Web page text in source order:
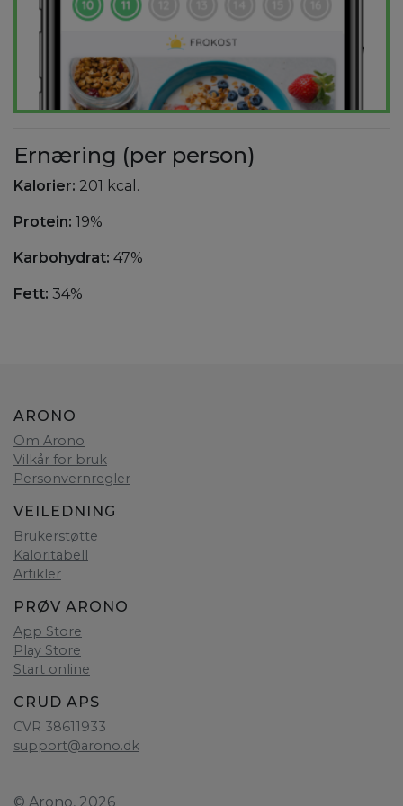
Ernæring (per person)
Kalorier: 201 kcal.
Protein: 19%
Karbohydrat: 47%
Fett: 34%
ARONO
Om Arono
Vilkår for bruk
Personvernregler
VEILEDNING
Brukerstøtte
Kaloritabell
Artikler
PRØV ARONO
App Store
Play Store
Start online
CRUD APS
CVR 38611933
support@arono.dk
© Arono, 2026